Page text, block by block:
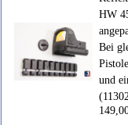
HW
Bei
und